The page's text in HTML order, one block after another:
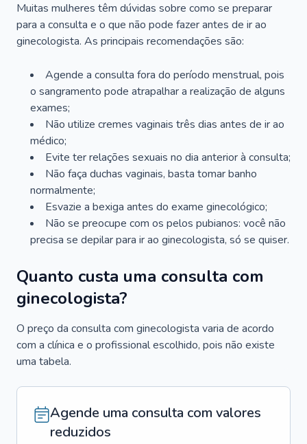
Muitas mulheres têm dúvidas sobre como se preparar
para a consulta e o que não pode fazer antes de ir ao
ginecologista. As principais recomendações são:
Agende a consulta fora do período menstrual, pois
o sangramento pode atrapalhar a realização de alguns
exames;
Não utilize cremes vaginais três dias antes de ir ao
médico;
Evite ter relações sexuais no dia anterior à consulta;
Não faça duchas vaginais, basta tomar banho
normalmente;
Esvazie a bexiga antes do exame ginecológico;
Não se preocupe com os pelos pubianos: você não
precisa se depilar para ir ao ginecologista, só se quiser.
Quanto custa uma consulta com
ginecologista?
O preço da consulta com ginecologista varia de acordo
com a clínica e o profissional escolhido, pois não existe
uma tabela.
Agende uma consulta com valores
reduzidos